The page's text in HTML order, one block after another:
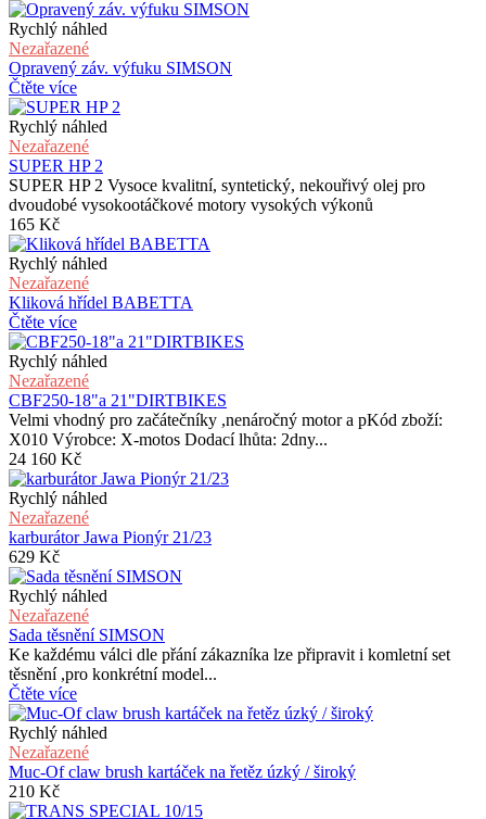
Rychlý náhled
Nezařazené
Opravený záv. výfuku SIMSON
Čtěte více
Rychlý náhled
Nezařazené
SUPER HP 2
SUPER HP 2 Vysoce kvalitní, syntetický, nekouřivý olej pro
dvoudobé vysokootáčkové motory vysokých výkonů
165 Kč
Rychlý náhled
Nezařazené
Kliková hřídel BABETTA
Čtěte více
Rychlý náhled
Nezařazené
CBF250-18"a 21"DIRTBIKES
Velmi vhodný pro začátečníky ,nenáročný motor a pKód zboží:
X010 Výrobce: X-motos Dodací lhůta: 2dny...
24 160 Kč
Rychlý náhled
Nezařazené
karburátor Jawa Pionýr 21/23
629 Kč
Rychlý náhled
Nezařazené
Sada těsnění SIMSON
Ke každému válci dle přání zákazníka lze připravit i komletní set
těsnění ,pro konkrétní model...
Čtěte více
Rychlý náhled
Nezařazené
Muc-Of claw brush kartáček na řetěz úzký / široký
210 Kč